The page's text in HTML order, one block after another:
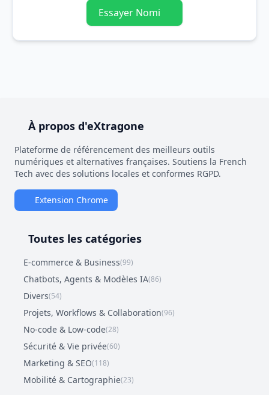
Essayer Nomi
À propos d'eXtragone
Plateforme de référencement des meilleurs outils
numériques et alternatives françaises. Soutiens la French
Tech avec des solutions locales et conformes RGPD.
Extension Chrome
Toutes les catégories
E-commerce & Business(99)
Chatbots, Agents & Modèles IA(86)
Divers(54)
Projets, Workflows & Collaboration(96)
No-code & Low-code(28)
Sécurité & Vie privée(60)
Marketing & SEO(118)
Mobilité & Cartographie(23)